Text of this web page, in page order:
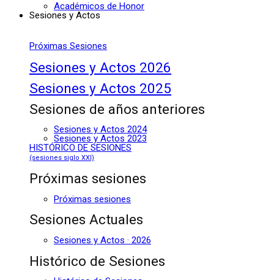
Académicos de Honor
Sesiones y Actos
Próximas Sesiones
Sesiones y Actos 2026
Sesiones y Actos 2025
Sesiones de años anteriores
Sesiones y Actos 2024
Sesiones y Actos 2023
HISTÓRICO DE SESIONES
(sesiones siglo XXI)
Próximas sesiones
Próximas sesiones
Sesiones Actuales
Sesiones y Actos · 2026
Histórico de Sesiones